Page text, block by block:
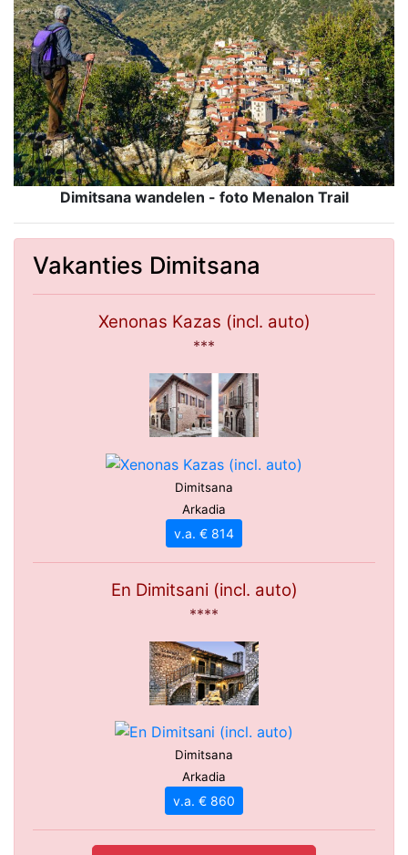
Dimitsana wandelen - foto Menalon Trail
Vakanties Dimitsana
Xenonas Kazas (incl. auto)
***
Dimitsana
Arkadia
v.a. € 814
En Dimitsani (incl. auto)
****
Dimitsana
Arkadia
v.a. € 860